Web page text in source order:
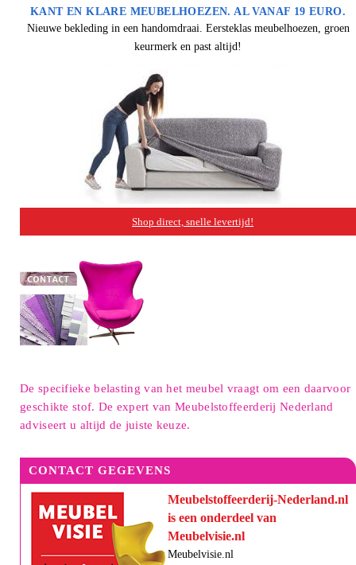
KANT EN KLARE MEUBELHOEZEN. AL VANAF 19 EURO.
Nieuwe bekleding in een handomdraai. Eersteklas meubelhoezen, groen
keurmerk en past altijd!
Shop direct, snelle levertijd!
De specifieke belasting van het meubel vraagt om een daarvoor
geschikte stof. De expert van Meubelstoffeerderij Nederland
adviseert u altijd de juiste keuze.
CONTACT GEGEVENS
Meubelstoffeerderij-Nederland.nl
is een onderdeel van
Meubelvisie.nl
Meubelvisie.nl